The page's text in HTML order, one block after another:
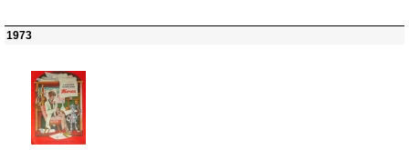
1973